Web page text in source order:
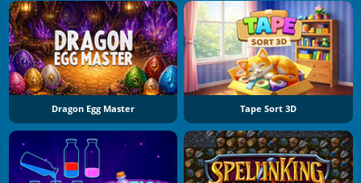
Dragon Egg Master Tape Sort 3D